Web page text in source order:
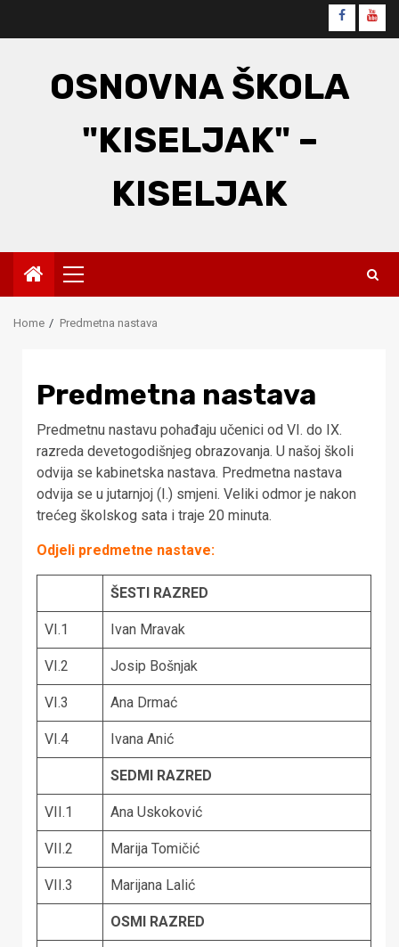
Facebook
OSNOVNA ŠKOLA
"KISELJAK" –
KISELJAK
Primary
Menu
Home Predmetna nastava
Predmetna nastava
Predmetnu nastavu pohađaju učenici od VI. do IX.
razreda devetogodišnjeg obrazovanja. U našoj školi
odvija se kabinetska nastava. Predmetna nastava
odvija se u jutarnjoj (I.) smjeni. Veliki odmor je nakon
trećeg školskog sata i traje 20 minuta.
Odjeli predmetne nastave:
ŠESTI RAZRED
VI.1 Ivan Mravak
VI.2 Josip Bošnjak
VI.3 Ana Drmać
VI.4 Ivana Anić
SEDMI RAZRED
VII.1 Ana Uskoković
VII.2 Marija Tomičić
VII.3 Marijana Lalić
OSMI RAZRED